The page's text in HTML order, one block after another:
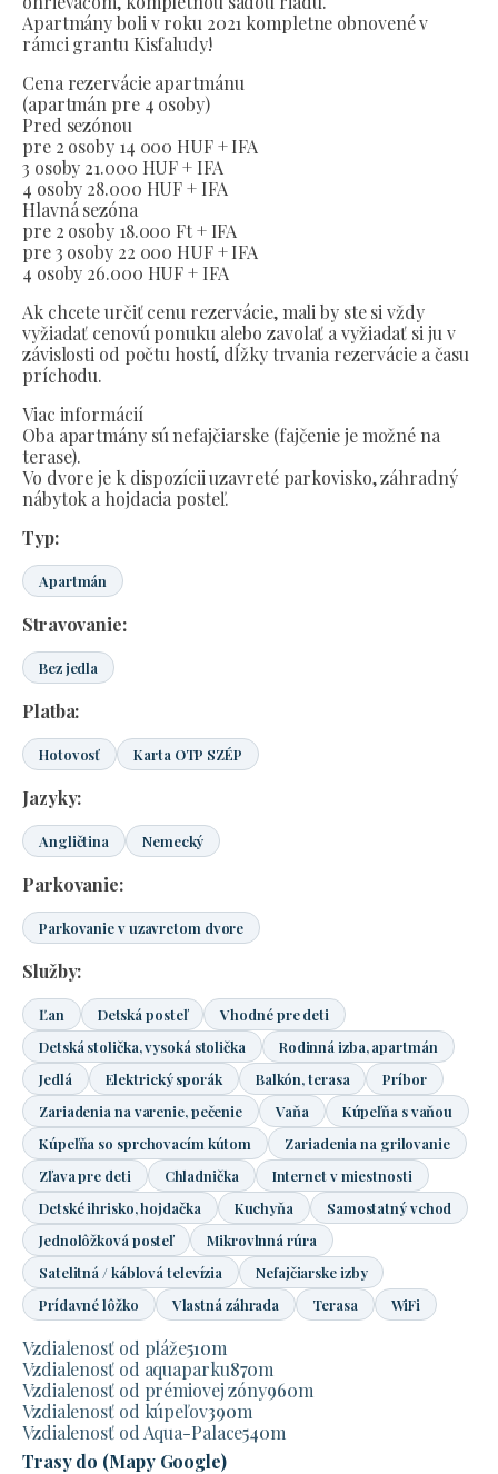
Apartmány boli v roku 2021 kompletne obnovené v
rámci grantu Kisfaludy!
Cena rezervácie apartmánu
(apartmán pre 4 osoby)
Pred sezónou
pre 2 osoby 14 000 HUF + IFA
3 osoby 21.000 HUF + IFA
4 osoby 28.000 HUF + IFA
Hlavná sezóna
pre 2 osoby 18.000 Ft + IFA
pre 3 osoby 22 000 HUF + IFA
4 osoby 26.000 HUF + IFA
Ak chcete určiť cenu rezervácie, mali by ste si vždy
vyžiadať cenovú ponuku alebo zavolať a vyžiadať si ju v
závislosti od počtu hostí, dĺžky trvania rezervácie a času
príchodu.
Viac informácií
Oba apartmány sú nefajčiarske (fajčenie je možné na
terase).
Vo dvore je k dispozícii uzavreté parkovisko, záhradný
nábytok a hojdacia posteľ.
Typ:
Apartmán
Stravovanie:
Bez jedla
Platba:
Hotovosť Karta OTP SZÉP
Jazyky:
Angličtina Nemecký
Parkovanie:
Parkovanie v uzavretom dvore
Služby:
Ľan Detská posteľ
Vhodné pre deti
Detská stolička, vysoká stolička
Rodinná izba, apartmán
Jedlá
Elektrický sporák Balkón, terasa
Príbor
Zariadenia na varenie, pečenie
Vaňa
Kúpeľňa s vaňou
Kúpeľňa so sprchovacím kútom
Zariadenia na grilovanie
Zľava pre deti
Chladnička
Internet v miestnosti
Detské ihrisko, hojdačka
Kuchyňa
Samostatný vchod
Jednolôžková posteľ
Mikrovlnná rúra
Satelitná / káblová televízia
Nefajčiarske izby
Prídavné lôžko
Vlastná záhrada Terasa WiFi
Vzdialenosť od pláže510m
Vzdialenosť od aquaparku870m
Vzdialenosť od prémiovej zóny960m
Vzdialenosť od kúpeľov390m
Vzdialenosť od Aqua-Palace540m
Trasy do (Mapy Google)